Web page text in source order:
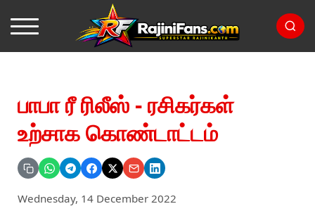
பாபா ரீ ரிலீஸ் - ரசிகர்கள்
உற்சாக கொண்டாட்டம்
Wednesday, 14 December 2022